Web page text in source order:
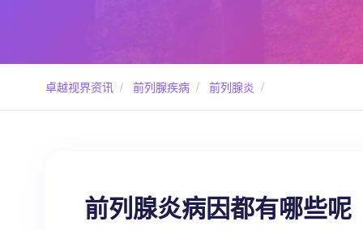
卓越视界资讯 / 前列腺疾病 / 前列腺炎 /
前列腺炎病因都有哪些呢